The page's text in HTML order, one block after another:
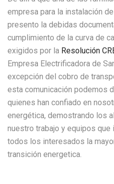
empresa para la instalación
presento la debidas
cumplimiento de la curva de
exigidos por la Resolución
Empresa Electrificadora de
excepción del cobro de
esta comunicación podemos
quienes han confiado en
energética, demostrando los
nuestro trabajo y equipos
todos los interesados la
transición energetica.